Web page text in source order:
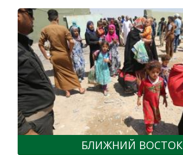
БЛИЖНИЙ ВОСТОК